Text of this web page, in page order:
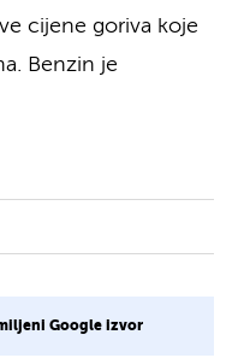
cijene goriva koje
Benzin je
Google izvor